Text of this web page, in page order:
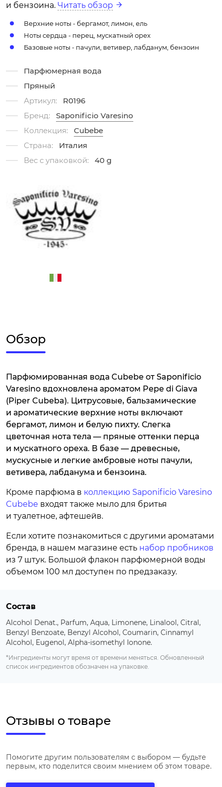
и бензоина. Читать обзор
Верхние ноты - бергамот, лимон, ель
Ноты сердца - перец, мускатный орех
Базовые ноты - пачули, ветивер, лабданум, бензоин
Парфюмерная вода
Пряный
Артикул:
R0196
Бренд:
Saponificio Varesino
Коллекция:
Cubebe
Страна:
Италия
Вес с упаковкой:
40 g
Обзор
Парфюмированная вода Cubebe от Saponificio
Varesino вдохновлена ароматом Pepe di Giava
(Piper Cubeba). Цитрусовые, бальзамические
и ароматические верхние ноты включают
бергамот, лимон и белую пихту. Слегка
цветочная нота тела — пряные оттенки перца
и мускатного ореха. В базе — древесные,
мускусные и легкие амбровые ноты пачули,
ветивера, лабданума и бензоина.
Кроме парфюма в коллекцию Saponificio Varesino
Cubebe входят также мыло для бритья
и туалетное, афтешейв.
Если хотите познакомиться с другими ароматами
бренда, в нашем магазине есть набор пробников
из 7 штук. Большой флакон парфюмерной воды
объемом 100 мл доступен по предзаказу.
Состав
Alcohol Denat., Parfum, Aqua, Limonene, Linalool, Citral,
Benzyl Benzoate, Benzyl Alcohol, Coumarin, Cinnamyl
Alcohol, Eugenol, Alpha-isomethyl Ionone.
*Ингредиенты могут время от времени меняться. Обновленный
список ингредиентов обозначен на упаковке.
Отзывы о товаре
Помогите другим пользователям с выбором — будьте
первым, кто поделится своим мнением об этом товаре.